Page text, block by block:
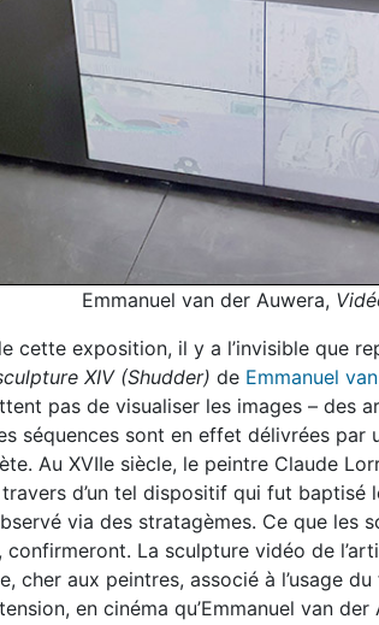
Emmanuel van der Auwera,
cette exposition, il y a l’invisible que
XIV (Shudder) de Emmanuel
pas de visualiser les images – des
séquences sont en effet délivrées par
Au XVIIe siècle, le peintre Claude
d’un tel dispositif qui fut baptisé
via des stratagèmes. Ce que les
confirmeront. La sculpture vidéo de
cher aux peintres, associé à l’usage
en cinéma qu’Emmanuel van der